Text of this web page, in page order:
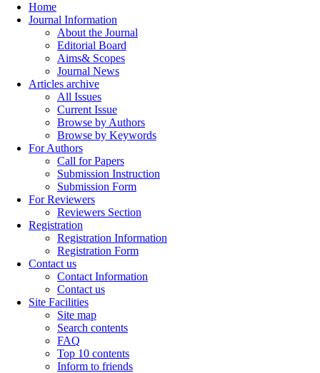
Home
Journal Information
About the Journal
Editorial Board
Aims& Scopes
Journal News
Articles archive
All Issues
Current Issue
Browse by Authors
Browse by Keywords
For Authors
Call for Papers
Submission Instruction
Submission Form
For Reviewers
Reviewers Section
Registration
Registration Information
Registration Form
Contact us
Contact Information
Contact us
Site Facilities
Site map
Search contents
FAQ
Top 10 contents
Inform to friends